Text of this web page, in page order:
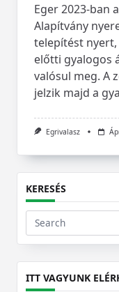
Eger 2023-ban
Alapítvány
telepítést nyert,
előtti gyalogos
valósul meg. A
jelzik majd a
Egrivalasz
KERESÉS
Search
for:
ITT VAGYUNK